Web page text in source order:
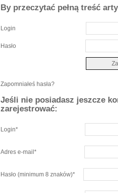
By przeczytać pełną treść
Login
Hasło
Zapomniałeś hasła?
Jeśli nie posiadasz jeszcze
zarejestrować:
Login*
Adres e-mail *
Hasło (minimum 8 znaków)*